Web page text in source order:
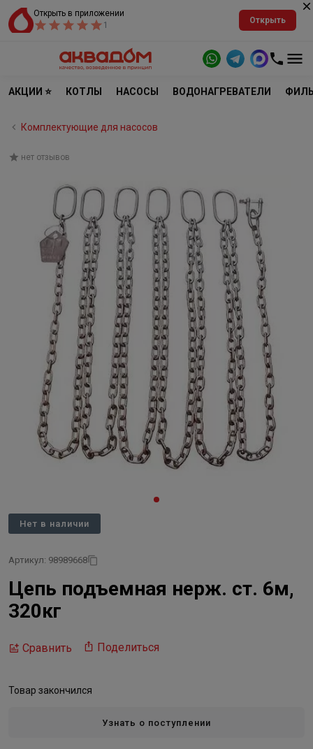
Открыть в приложении
1
Открыть
АКЦИИ ⭐ КОТЛЫ НАСОСЫ ВОДОНАГРЕВАТЕЛИ
Комплектующие для насосов
нет отзывов
Нет в наличии
Артикул: 98989668
Цепь подъемная нерж. ст. 6м,
320кг
Сравнить Поделиться
Товар закончился
Узнать о поступлении